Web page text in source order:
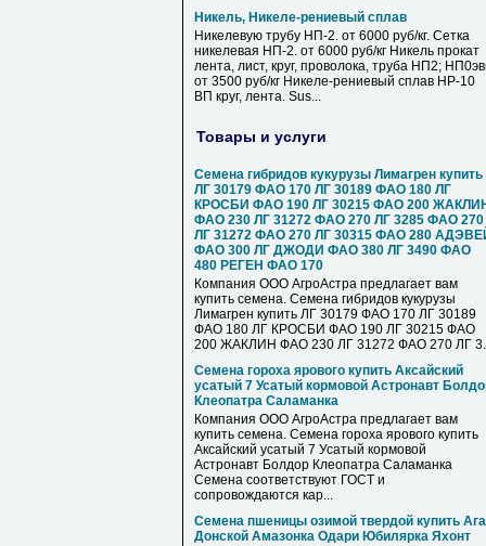
Никель, Никеле-рениевый сплав
Никелевую трубу НП-2. от 6000 руб/кг. Сетка
никелевая НП-2. от 6000 руб/кг Никель прокат
лента, лист, круг, проволока, труба НП2;
от 3500 руб/кг Никеле-рениевый сплав НР-10
ВП круг, лента. Sus...
Товары и услуги
Семена гибридов кукурузы Лимагрен купить
ЛГ 30179 ФАО 170 ЛГ 30189 ФАО 180 ЛГ
КРОСБИ ФАО 190 ЛГ 30215 ФАО 200
ФАО 230 ЛГ 31272 ФАО 270 ЛГ 3285 ФАО 270
ЛГ 31272 ФАО 270 ЛГ 30315 ФАО 280
ФАО 300 ЛГ ДЖОДИ ФАО 380 ЛГ 3490 ФАО
480 РЕГЕН ФАО 170
Компания ООО АгроАстра предлагает вам
купить семена. Семена гибридов кукурузы
Лимагрен купить ЛГ 30179 ФАО 170 ЛГ 30189
ФАО 180 ЛГ КРОСБИ ФАО 190 ЛГ 30215 ФАО
200 ЖАКЛИН ФАО 230 ЛГ 31272 ФАО 270 ЛГ
Семена гороха ярового купить Аксайский
усатый 7 Усатый кормовой Астронавт
Клеопатра Саламанка
Компания ООО АгроАстра предлагает вам
купить семена. Семена гороха ярового купить
Аксайский усатый 7 Усатый кормовой
Астронавт Болдор Клеопатра Саламанка
Семена соответствуют ГОСТ и
сопровождаются кар...
Семена пшеницы озимой твердой купить
Донской Амазонка Одари Юбилярка Яхонт